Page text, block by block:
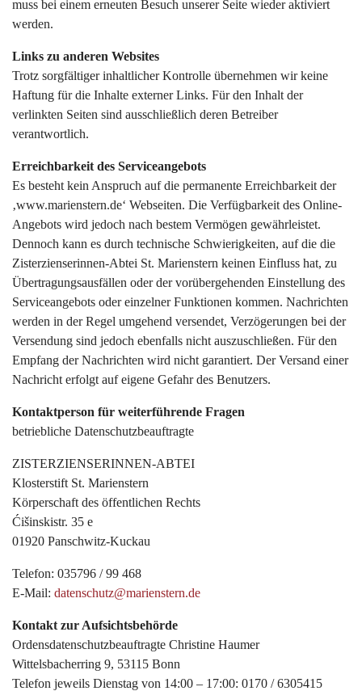
muss bei einem erneuten Besuch unserer Seite wieder aktiviert
werden.
Links zu anderen Websites
Trotz sorgfältiger inhaltlicher Kontrolle übernehmen wir keine
Haftung für die Inhalte externer Links. Für den Inhalt der
verlinkten Seiten sind ausschließlich deren Betreiber
verantwortlich.
Erreichbarkeit des Serviceangebots
Es besteht kein Anspruch auf die permanente Erreichbarkeit der
‚www.marienstern.de‘ Webseiten. Die Verfügbarkeit des Online-
Angebots wird jedoch nach bestem Vermögen gewährleistet.
Dennoch kann es durch technische Schwierigkeiten, auf die die
Zisterzienserinnen-Abtei St. Marienstern keinen Einfluss hat, zu
Übertragungsausfällen oder der vorübergehenden Einstellung des
Serviceangebots oder einzelner Funktionen kommen. Nachrichten
werden in der Regel umgehend versendet, Verzögerungen bei der
Versendung sind jedoch ebenfalls nicht auszuschließen. Für den
Empfang der Nachrichten wird nicht garantiert. Der Versand einer
Nachricht erfolgt auf eigene Gefahr des Benutzers.
Kontaktperson für weiterführende Fragen
betriebliche Datenschutzbeauftragte
ZISTERZIENSERINNEN-ABTEI
Klosterstift St. Marienstern
Körperschaft des öffentlichen Rechts
Ćišinskistr. 35 e
01920 Panschwitz-Kuckau
Telefon: 035796 / 99 468
E-Mail: datenschutz@marienstern.de
Kontakt zur Aufsichtsbehörde
Ordensdatenschutzbeauftragte Christine Haumer
Wittelsbacherring 9, 53115 Bonn
Telefon jeweils Dienstag von 14:00 – 17:00: 0170 / 6305415